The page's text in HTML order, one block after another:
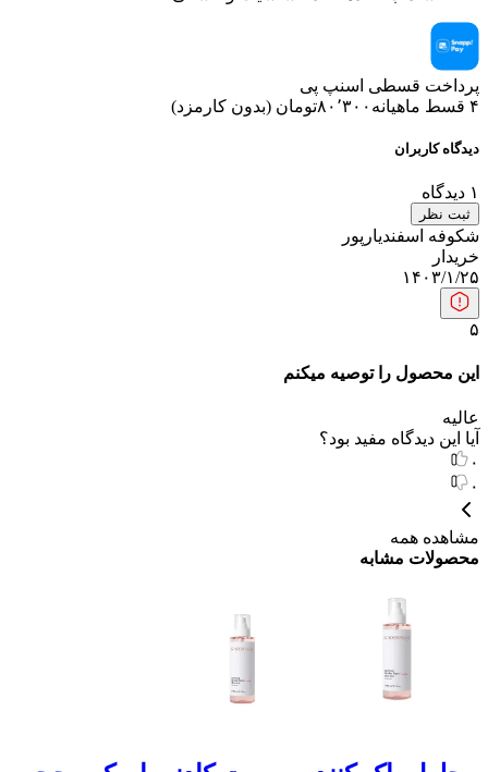
پرداخت قسطی اسنپ پی
۴ قسط ماهیانه
۸۰٬۳۰۰تومان (بدون کارمزد)
دیدگاه کاربران
۱ دیدگاه
ثبت نظر
شکوفه اسفندیارپور
خریدار
۱۴۰۳/۱/۲۵
۵
این محصول را توصیه میکنم
عالیه
آیا این دیدگاه مفید بود؟
۰
۰
مشاهده همه
محصولات مشابه